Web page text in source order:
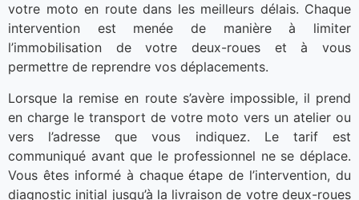
votre moto en route dans les meilleurs délais. Chaque
intervention est menée de manière à limiter
l’immobilisation de votre deux-roues et à vous
permettre de reprendre vos déplacements.
Lorsque la remise en route s’avère impossible, il prend
en charge le transport de votre moto vers un atelier ou
vers l’adresse que vous indiquez. Le tarif est
communiqué avant que le professionnel ne se déplace.
Vous êtes informé à chaque étape de l’intervention, du
diagnostic initial jusqu’à la livraison de votre deux-roues